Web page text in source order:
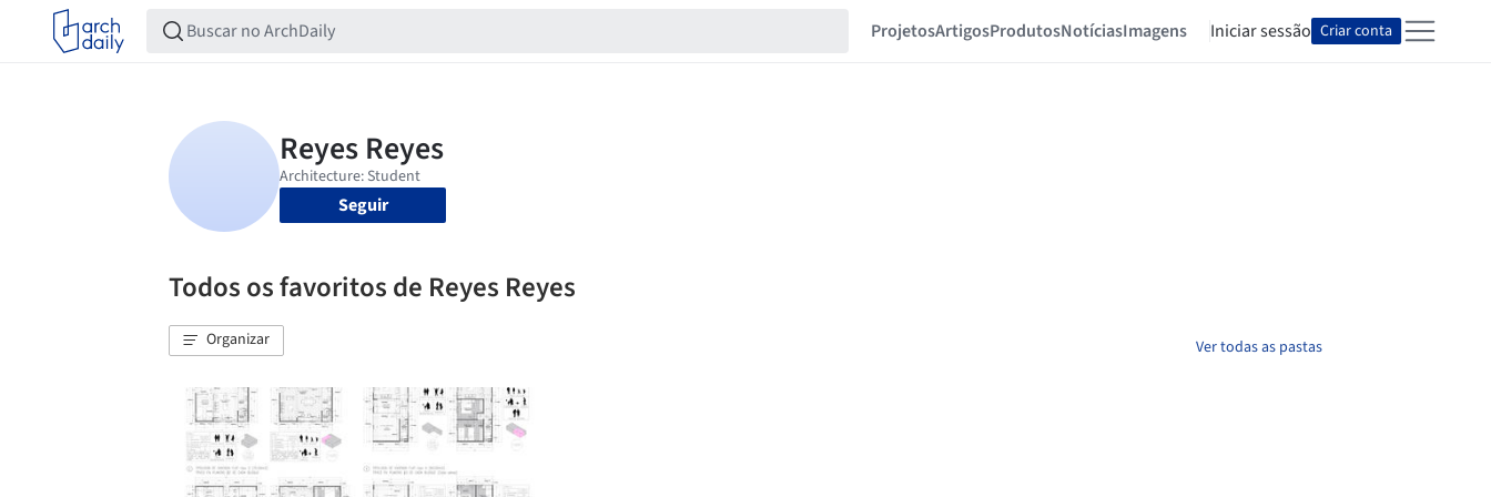
ProjetosArtigosProdutosNotíciasImagens Iniciar sessão Criar conta
Seguir
Todos os favoritos de Reyes Reyes
Organizar Ver todas as pastas